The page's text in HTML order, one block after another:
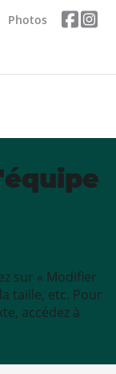
Photos
sur « Modifier
taille, etc. Pour
accédez à